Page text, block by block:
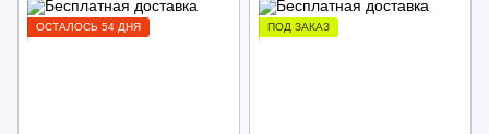
ОСТАЛОСЬ 54 ДНЯ ПОД ЗАКАЗ